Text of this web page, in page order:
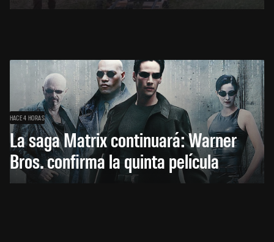
HACE 4 HORAS
La saga Matrix continuará: Warner
Bros. confirma la quinta película